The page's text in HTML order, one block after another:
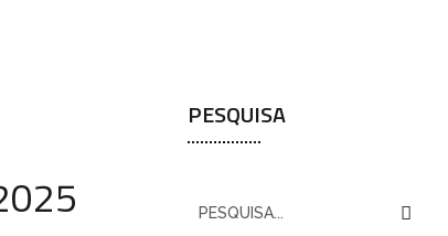
PESQUISA